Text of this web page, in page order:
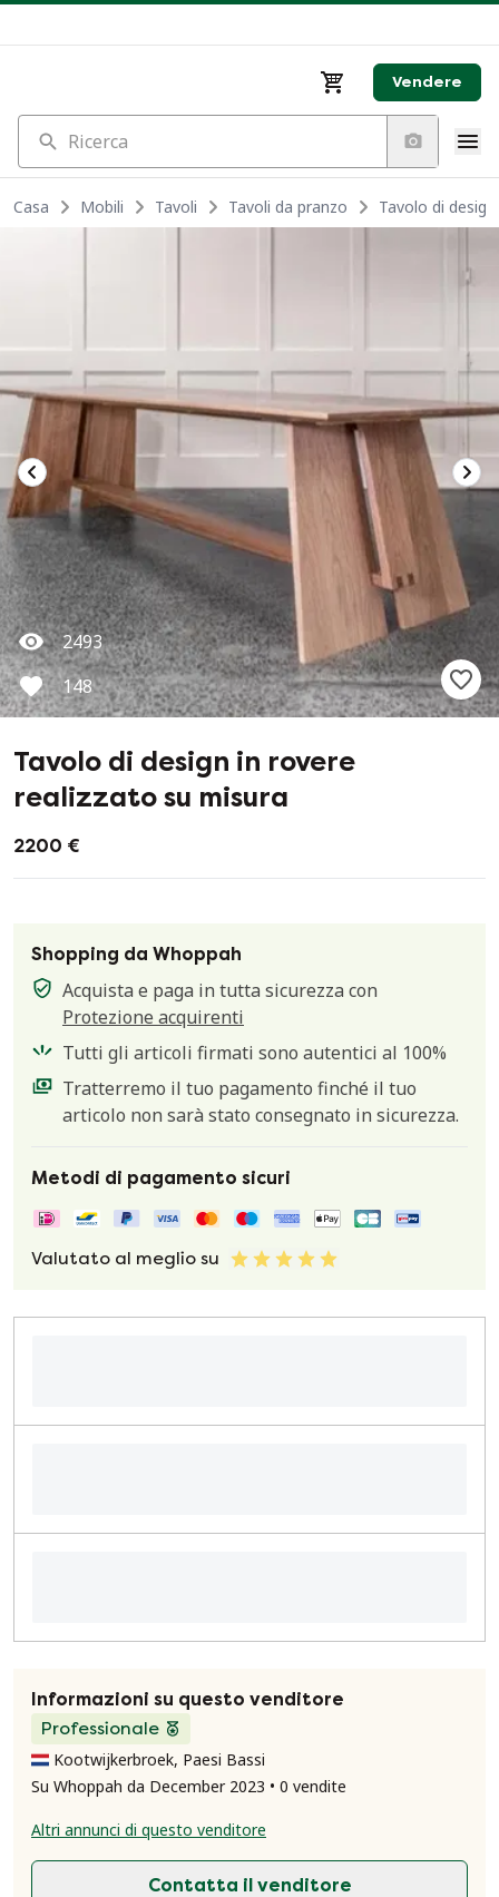
Vendere
Ricerca
Casa Mobili Tavoli Tavoli da pranzo Tavolo di
2493
148
Tavolo di design in rovere
realizzato su misura
2200 €
Shopping da Whoppah
Acquista e paga in tutta sicurezza con
Protezione acquirenti
Tutti gli articoli firmati sono autentici al 100%
Tratterremo il tuo pagamento finché il tuo
articolo non sarà stato consegnato in sicurezza.
Metodi di pagamento sicuri
Valutato al meglio su
Informazioni su questo venditore
Professionale
Kootwijkerbroek, Paesi Bassi
Su Whoppah da December 2023 • 0 vendite
Altri annunci di questo venditore
Contatta il venditore